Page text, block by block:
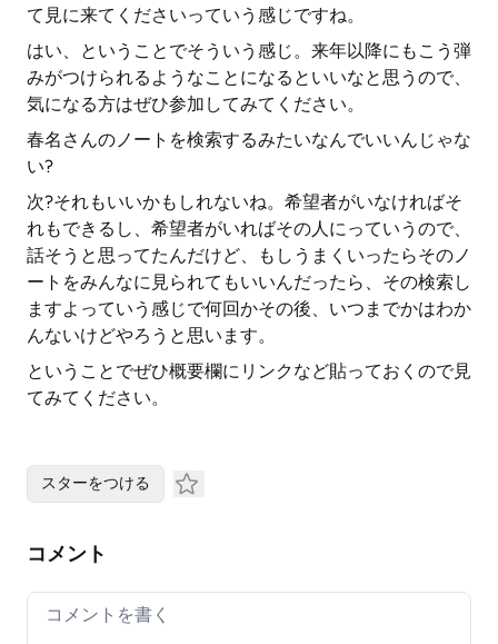
て見に来てくださいっていう感じですね。
はい、ということでそういう感じ。来年以降にもこう弾
みがつけられるようなことになるといいなと思うので、
気になる方はぜひ参加してみてください。
春名さんのノートを検索するみたいなんでいいんじゃな
い?
次?それもいいかもしれないね。希望者がいなければそ
れもできるし、希望者がいればその人にっていうので、
話そうと思ってたんだけど、もしうまくいったらそのノ
ートをみんなに見られてもいいんだったら、その検索し
ますよっていう感じで何回かその後、いつまでかはわか
んないけどやろうと思います。
ということでぜひ概要欄にリンクなど貼っておくので見
てみてください。
スターをつける
コメント
Your comment